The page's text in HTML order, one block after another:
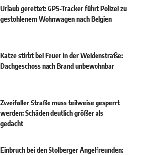
Urlaub gerettet: GPS-Tracker führt Polizei zu
gestohlenem Wohnwagen nach Belgien
Katze stirbt bei Feuer in der Weidenstraße:
Dachgeschoss nach Brand unbewohnbar
Zweifaller Straße muss teilweise gesperrt
werden: Schäden deutlich größer als
gedacht
Einbruch bei den Stolberger Angelfreunden: